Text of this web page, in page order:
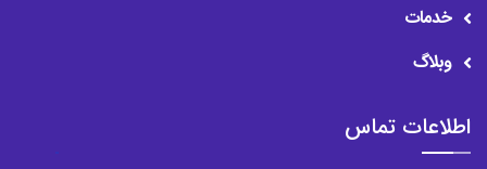
خدمات
وبلاگ
اطلاعات تماس